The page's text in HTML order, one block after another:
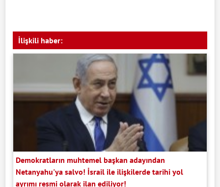
İlişkili haber:
Demokratların muhtemel başkan adayından
Netanyahu'ya salvo! İsrail ile ilişkilerde tarihi yol
ayrımı resmi olarak ilan ediliyor!